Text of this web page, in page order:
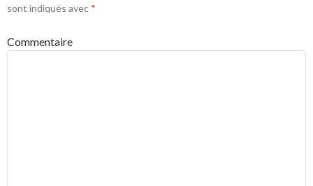
sont indiqués avec *
Commentaire